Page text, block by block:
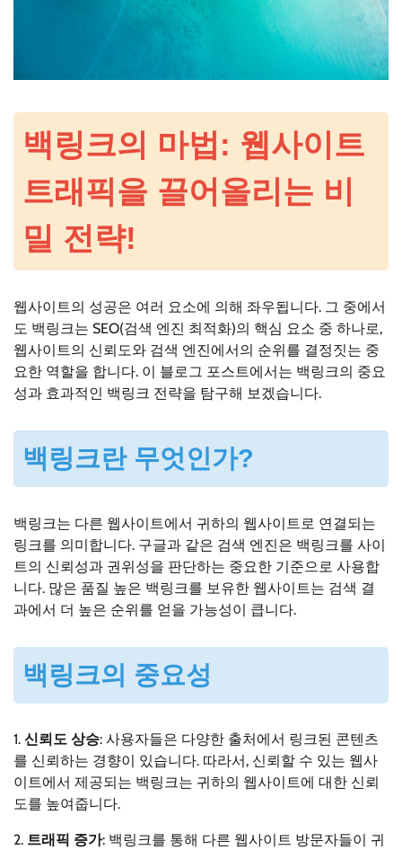
백링크의 마법: 웹사이트
트래픽을 끌어올리는 비
밀 전략!
웹사이트의 성공은 여러 요소에 의해 좌우됩니다. 그 중에서
도 백링크는 SEO(검색 엔진 최적화)의 핵심 요소 중 하나로,
웹사이트의 신뢰도와 검색 엔진에서의 순위를 결정짓는 중
요한 역할을 합니다. 이 블로그 포스트에서는 백링크의 중요
성과 효과적인 백링크 전략을 탐구해 보겠습니다.
백링크란 무엇인가?
백링크는 다른 웹사이트에서 귀하의 웹사이트로 연결되는
링크를 의미합니다. 구글과 같은 검색 엔진은 백링크를 사이
트의 신뢰성과 권위성을 판단하는 중요한 기준으로 사용합
니다. 많은 품질 높은 백링크를 보유한 웹사이트는 검색 결
과에서 더 높은 순위를 얻을 가능성이 큽니다.
백링크의 중요성
1. 신뢰도 상승: 사용자들은 다양한 출처에서 링크된 콘텐츠
를 신뢰하는 경향이 있습니다. 따라서, 신뢰할 수 있는 웹사
이트에서 제공되는 백링크는 귀하의 웹사이트에 대한 신뢰
도를 높여줍니다.
2. 트래픽 증가: 백링크를 통해 다른 웹사이트 방문자들이 귀